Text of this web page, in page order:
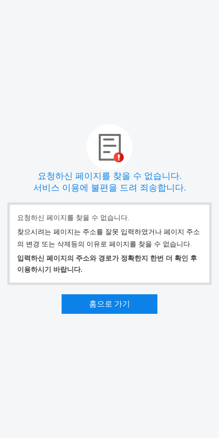
요청하신 페이지를 찾을 수 없습니다.
서비스 이용에 불편을 드려 죄송합니다.
요청하신 페이지를 찾을 수 없습니다.
찾으시려는 페이지는 주소를 잘못 입력하였거나 페이지 주소
의 변경 또는 삭제등의 이유로 페이지를 찾을 수 없습니다.
입력하신 페이지의 주소와 경로가 정확한지 한번 더 확인 후
이용하시기 바랍니다.
홈으로 가기